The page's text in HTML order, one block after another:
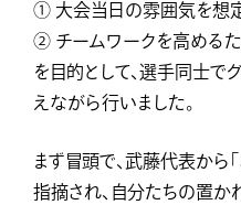
① 大会当日の雰囲気を想
② チームワークを高める
を目的として、選手同士で
えながら行いました。
まず冒頭で、武藤代表から
指摘され、自分たちの置か